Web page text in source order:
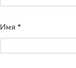
Имя *